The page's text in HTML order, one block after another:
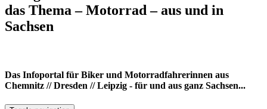
das Thema – Motorrad – aus und in
Sachsen
Das Infoportal für Biker und Motorradfahrerinnen aus
Chemnitz // Dresden // Leipzig - für und aus ganz Sachsen...